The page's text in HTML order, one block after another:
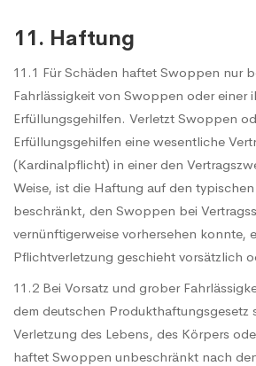
11. Haftung
11.1 Für Schäden haftet Swoppen nur
Fahrlässigkeit von Swoppen oder einer
Erfüllungsgehilfen. Verletzt Swoppen
Erfüllungsgehilfen eine wesentliche
(Kardinalpflicht) in einer den
Weise, ist die Haftung auf den
beschränkt, den Swoppen bei
vernünftigerweise vorhersehen konnte,
Pflichtverletzung geschieht vorsätzlich
11.2 Bei Vorsatz und grober
dem deutschen Produkthaftungsgesetz
Verletzung des Lebens, des Körpers
haftet Swoppen unbeschränkt nach